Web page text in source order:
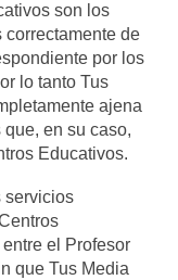
son los
correctamente de
por los
lo tanto Tus
ajena
en su caso,
Educativos.
servicios
el Profesor
que Tus Media